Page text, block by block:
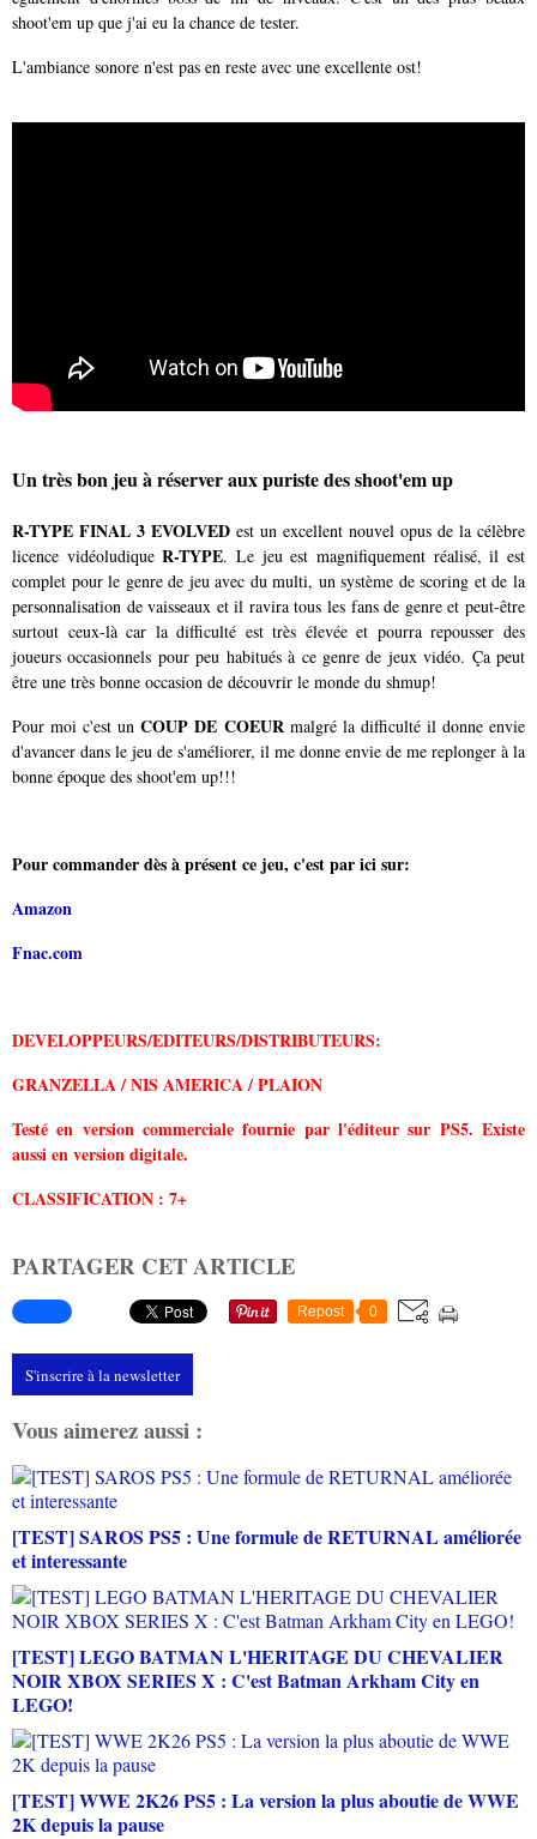
shoot'em up que j'ai eu la chance de tester.
L'ambiance sonore n'est pas en reste avec une excellente ost!
Un très bon jeu à réserver aux puriste des shoot'em up
R-TYPE FINAL 3 EVOLVED est un excellent nouvel opus de la célèbre
licence vidéoludiqueR-TYPE. Le jeu est magnifiquement réalisé, il est
complet pour le genre de jeu avec du multi, un système de scoring et de la
personnalisation de vaisseaux et il ravira tous les fans de genre et peut-être
surtout ceux-là car la difficulté est très élevée et pourra repousser des
joueurs occasionnels pour peu habitués à ce genre de jeux vidéo. Ça peut
être une très bonne occasion de découvrir le monde du shmup!
Pour moi c'est unCOUP DE COEUR malgré la difficulté il donne envie
d'avancer dans le jeu de s'améliorer, il me donne envie de me replonger à la
bonne époque des shoot'em up!!!
Pour commander dès à présent ce jeu, c'est par ici sur:
Amazon
Fnac.com
DEVELOPPEURS/EDITEURS/DISTRIBUTEURS:
GRANZELLA / NIS AMERICA / PLAION
Testé en version commerciale fournie par l'éditeur sur PS5. Existe
aussi en version digitale.
CLASSIFICATION : 7+
PARTAGER CET ARTICLE
Repost 0
S'inscrire à la newsletter
Vous aimerez aussi :
[TEST] SAROS PS5 : Une formule de RETURNAL améliorée
et interessante
[TEST] LEGO BATMAN L'HERITAGE DU CHEVALIER
NOIR XBOX SERIES X : C'est Batman Arkham City en
LEGO!
[TEST] WWE 2K26 PS5 : La version la plus aboutie de WWE
2K depuis la pause